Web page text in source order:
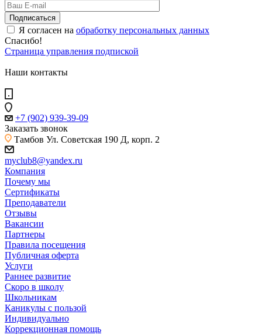
Я согласен на обработку персональных данных
Спасибо!
Страница управления подпиской
Наши контакты
+7 (902) 939-39-09
Заказать звонок
Тамбов Ул. Советская 190 Д, корп. 2
myclub8@yandex.ru
Компания
Почему мы
Сертификаты
Преподаватели
Отзывы
Вакансии
Партнеры
Правила посещения
Публичная оферта
Услуги
Раннее развитие
Скоро в школу
Школьникам
Каникулы с пользой
Индивидуально
Коррекционная помощь